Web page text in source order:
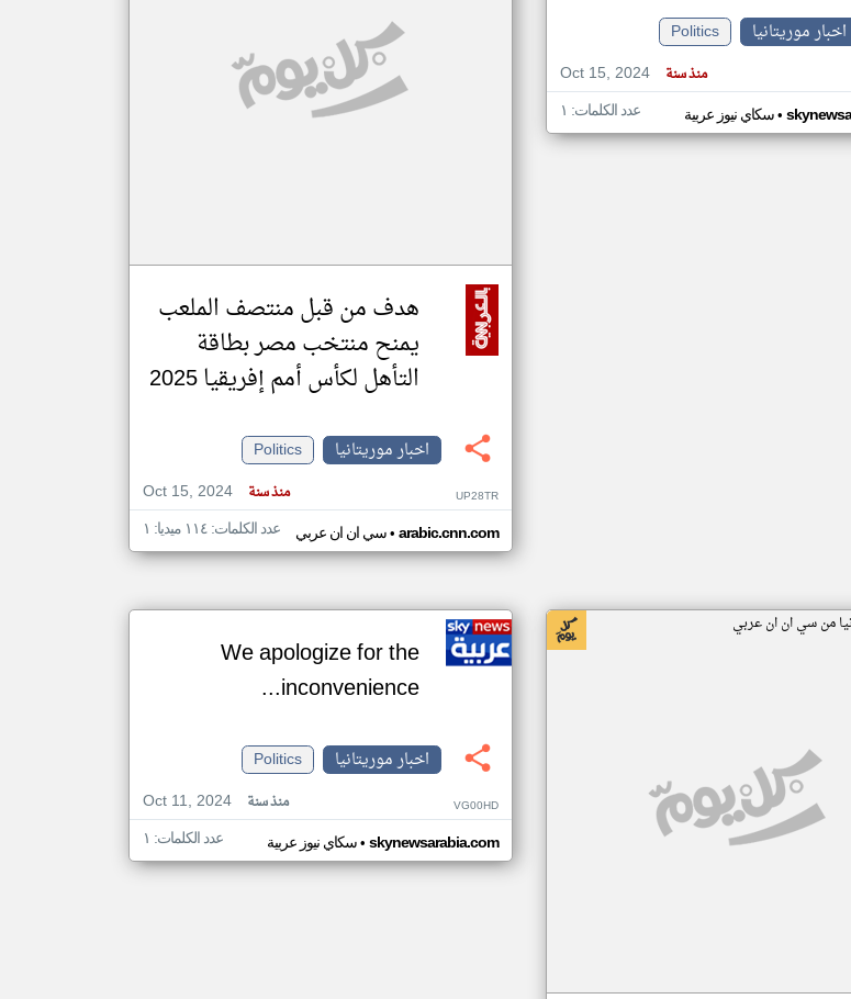
مصادر الأخبار من موريتانيا
اخبار موريتانيا
Politics
Oct 15, 2024
منذ سنة
سكاي نيوز عربية• عدد الكلمات: ١
هدف من قبل منتصف الملعب
يمنح منتخب مصر بطاقة
التأهل لكأس أمم إفريقيا 2025
اخبار موريتانيا
Politics
Oct 15, 2024
منذ سنة UP28TR
سي ان ان عربي• arabic.cnn.com عدد الكلمات: ١١٤ ميديا: ١
من سي ان ان عربي
We apologize for the
inconvenience...
اخبار موريتانيا
Politics
Oct 11, 2024
منذ سنة VG00HD
سكاي نيوز عربية• skynewsarabia.com عدد الكلمات: ١